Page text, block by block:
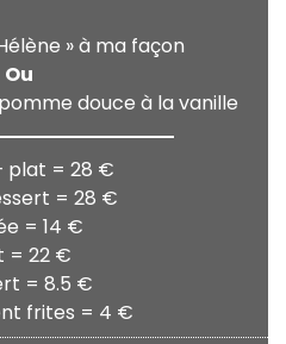
» à ma façon
Ou
douce à la vanille
plat = 28 €
= 28 €
= 14 €
= 22 €
= 8.5 €
frites = 4 €